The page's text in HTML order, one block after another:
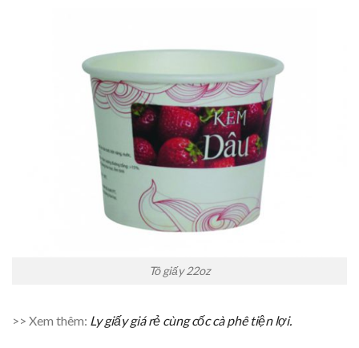
Tô giấy 22oz
>> Xem thêm: Ly giấy giá rẻ cùng cốc cà phê tiện lợi.